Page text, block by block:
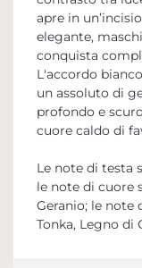
apre in
elegante,
conquista
L'accordo
un assoluto di
profondo e
cuore caldo di
Le note di testa
le note di cuore
Geranio; le note
Tonka, Legno di